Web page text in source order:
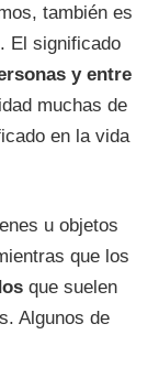
también es
El significado
y entre
muchas de
en la vida
u objetos
que los
que suelen
Algunos de